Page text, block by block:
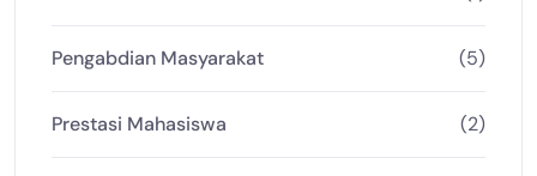
Pengabdian Masyarakat (5)
Prestasi Mahasiswa (2)